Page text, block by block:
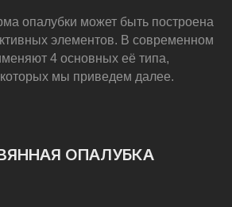
опалубки может быть построена
элементов. В современном
4 основных её типа,
которых мы приведем далее.
ОПАЛУБКА